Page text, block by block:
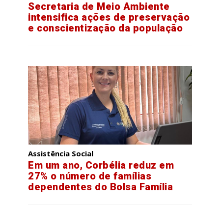
Secretaria de Meio Ambiente
intensifica ações de preservação
e conscientização da população
Assistência Social
Em um ano, Corbélia reduz em
27% o número de famílias
dependentes do Bolsa Família